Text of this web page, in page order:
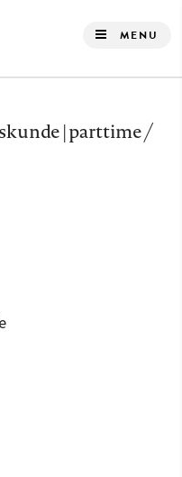
MENU
| parttime /